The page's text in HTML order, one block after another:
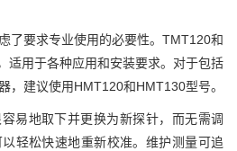
了要求专业使用的必要性。TMT120和
适用于各种应用和安装要求。对于包括
，建议使用HMT120和HMT130型号。
易地取下并更换为新探针，而无需调
轻松快速地重新校准。维护测量可追